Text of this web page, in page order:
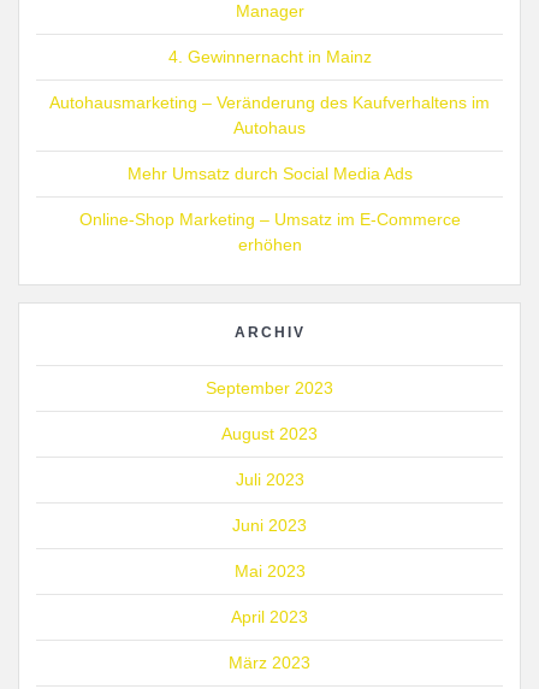
Manager
4. Gewinnernacht in Mainz
Autohausmarketing – Veränderung des Kaufverhaltens im
Autohaus
Mehr Umsatz durch Social Media Ads
Online-Shop Marketing – Umsatz im E-Commerce
erhöhen
ARCHIV
September 2023
August 2023
Juli 2023
Juni 2023
Mai 2023
April 2023
März 2023